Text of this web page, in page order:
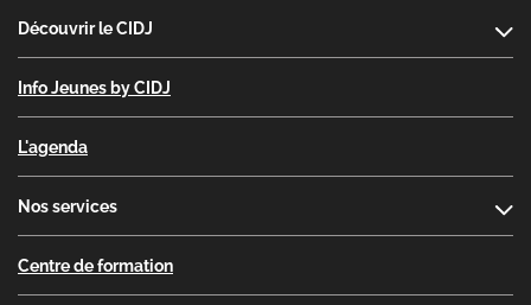
Découvrir le CIDJ
Info Jeunes by CIDJ
L'agenda
Nos services
Centre de formation